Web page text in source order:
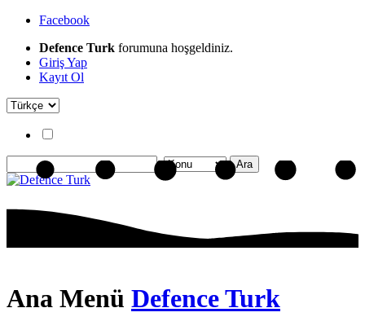
Facebook
Defence Turk forumuna hoşgeldiniz.
Giriş Yap
Kayıt Ol
Ana Menü Defence Turk